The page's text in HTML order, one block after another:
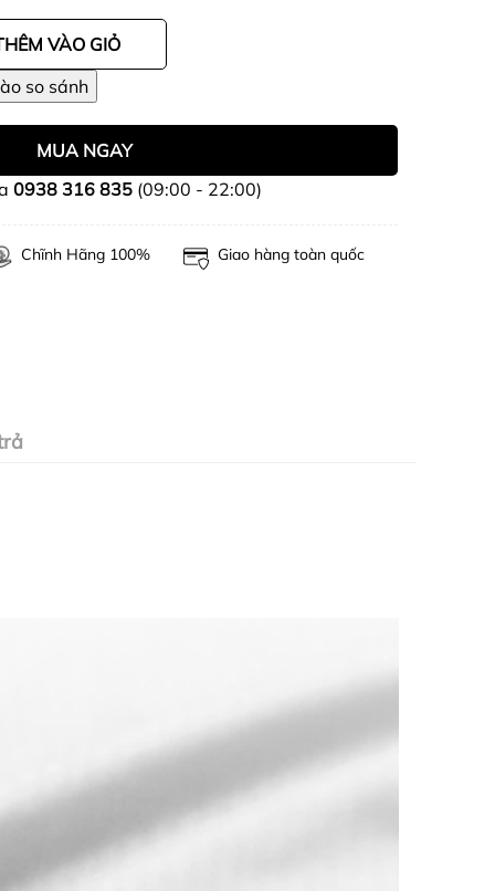
VÀO GIỎ
MUA NGAY
0938 316 835(09:00 - 22:00)
Chĩnh Hãng 100% Giao hàng toàn quốc